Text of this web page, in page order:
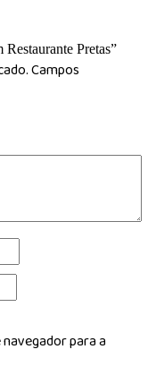
Pretas”
Campos
para a